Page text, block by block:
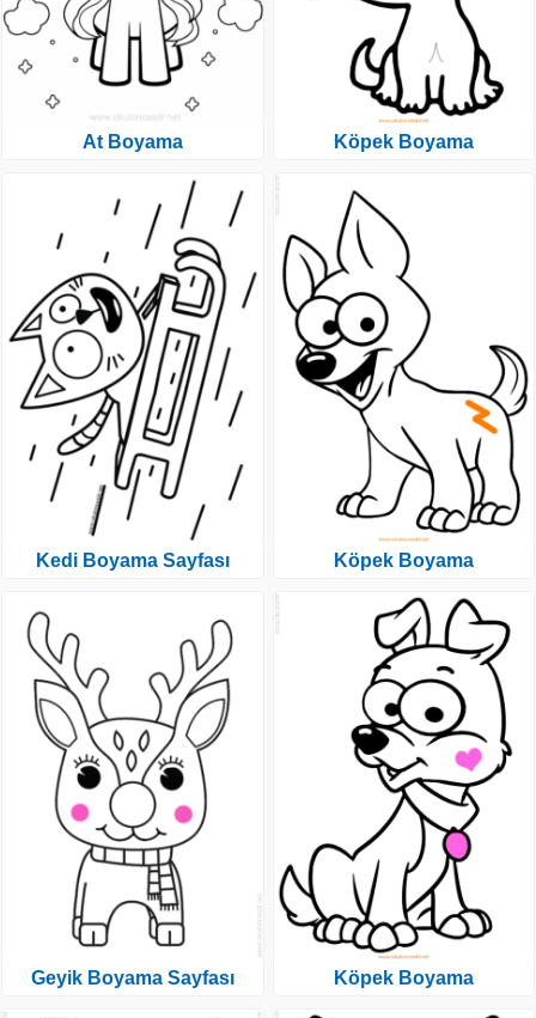
At Boyama
Kedi Boyama Sayfası
Geyik Boyama Sayfası
Köpek Boyama
Köpek Boyama
Köpek Boyama